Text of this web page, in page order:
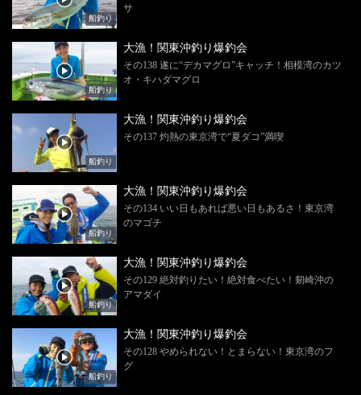
船釣り
サ
船釣り
大漁！関東沖釣り爆釣会
その138 遂に“デカマグロ”キャッチ！相模湾のカツ
オ・キハダマグロ
船釣り
大漁！関東沖釣り爆釣会
その137 灼熱の東京湾で“夏ダコ”満喫
船釣り
大漁！関東沖釣り爆釣会
その134 いい日もあれば悪い日もあるさ！東京湾
のマゴチ
船釣り
大漁！関東沖釣り爆釣会
その129 絶対釣りたい！絶対食べたい！剱崎沖の
アマダイ
船釣り
大漁！関東沖釣り爆釣会
その128 やめられない！とまらない！東京湾のフ
グ